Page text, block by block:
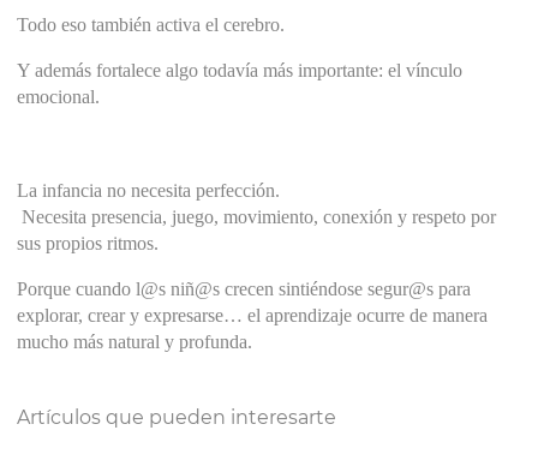
Todo eso también activa el cerebro.
Y además fortalece algo todavía más importante: el vínculo
emocional.
La infancia no necesita perfección.
sus propios ritmos.
Porque cuando l@s niñ@s crecen sintiéndose segur@s para
explorar, crear y expresarse… el aprendizaje ocurre de manera
mucho más natural y profunda.
Artículos que pueden interesarte